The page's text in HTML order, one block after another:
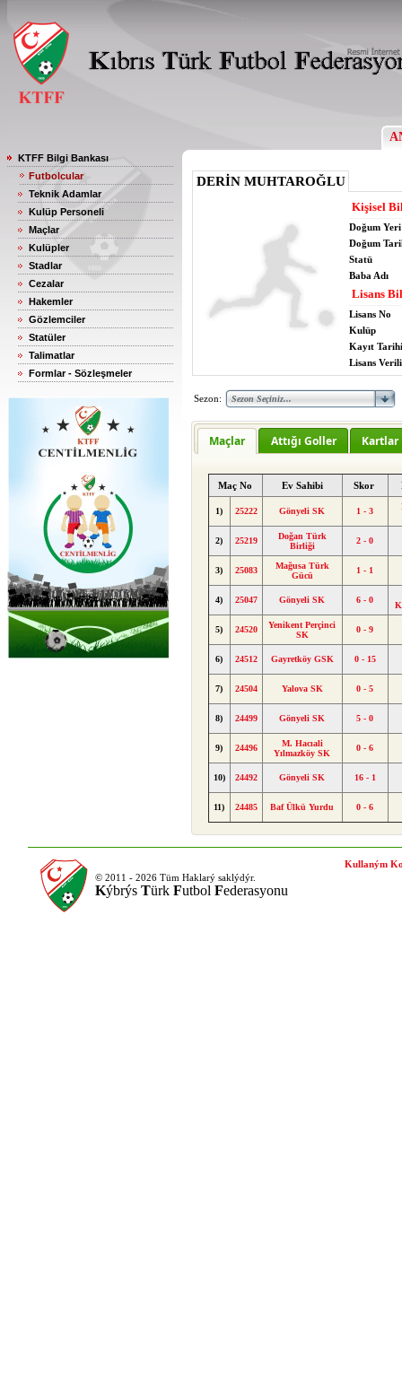
KTFF Bilgi Bankası
Futbolcular
Teknik Adamlar
Kulüp Personeli
Maçlar
Kulüpler
Stadlar
Cezalar
Hakemler
Gözlemciler
Statüler
Talimatlar
Formlar - Sözleşmeler
DERİN MUHTAROĞLU
Kişisel
Doğum Yeri
Doğum
Statü
Baba Adı
Lisans
Lisans No
Kulüp
Kayıt Tarihi
Lisans
Sezon:
Maçlar Attığı Goller Kartlar
Maç No Ev Sahibi Skor
1) 25222 Gönyeli SK 1 - 3
2) 25219
Doğan Türk
Birliği
2 - 0
3) 25083
Mağusa Türk
Gücü
1 - 1
4) 25047 Gönyeli SK 6 - 0
5) 24520
Yenikent Perçinci
SK
0 - 9
6) 24512 Gayretköy GSK 0 - 15
7) 24504 Yalova SK 0 - 5
8) 24499 Gönyeli SK 5 - 0
9) 24496
M. Hacıali
Yılmazköy SK
0 - 6
10) 24492 Gönyeli SK 16 - 1
11) 24485 Baf Ülkü Yurdu 0 - 6
© 2011 - 2026 Tüm Haklarý saklýdýr.
Kýbrýs Türk Futbol Federasyonu
Kullaným